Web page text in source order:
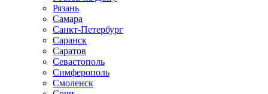
Рязань
Самара
Санкт-Петербург
Саранск
Саратов
Севастополь
Симферополь
Смоленск